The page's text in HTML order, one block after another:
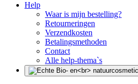
Help
Waar is mijn bestelling?
Retourneringen
Verzendkosten
Betalingsmethoden
Contact
Alle help-thema`s